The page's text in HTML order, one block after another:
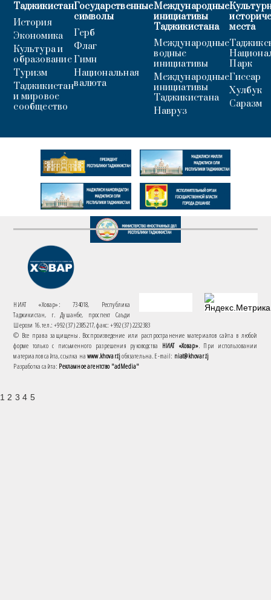
Таджикистан
История
Экономика
Культура и
образование
Туризм
Таджикистан
и мировое
сообщество
Государственные
символы
Герб
Флаг
Гимн
Национальная
валюта
Международные
инициативы
Таджикистана
Международные
водные
инициативы
Международные
инициативы
Таджикистана
Навруз
места
Парк
Гиссар
Хулбук
Саразм
НИАТ «Ховар»: 734018, Республика
Таджикистан, г. Душанбе, проспект Саъди
Шерози 16. тел.: +992 (37) 2385217, факс: +992 (37) 2232383
© Все права защищены. Воспроизведение или распространение материалов сайта в любой
форме только с письменного разрешения руководства НИАТ «Ховар». При использовании
материалов сайта, ссылка наwww.khovar.tjобязательна. E-mail: niat@khovar.tj
Разработка сайта: Рекламное агентство "adMedia"
1 2 3 4 5